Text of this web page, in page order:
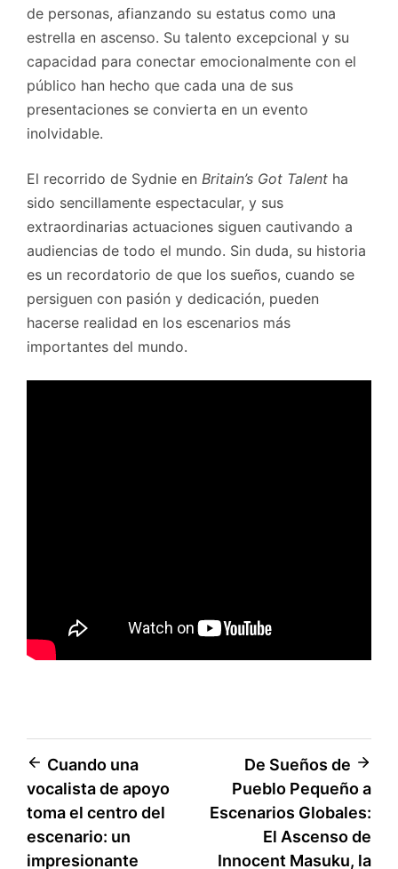
de personas, afianzando su estatus como una
estrella en ascenso. Su talento excepcional y su
capacidad para conectar emocionalmente con el
público han hecho que cada una de sus
presentaciones se convierta en un evento
inolvidable.
El recorrido de Sydnie en Britain’s Got Talent ha
sido sencillamente espectacular, y sus
extraordinarias actuaciones siguen cautivando a
audiencias de todo el mundo. Sin duda, su historia
es un recordatorio de que los sueños, cuando se
persiguen con pasión y dedicación, pueden
hacerse realidad en los escenarios más
importantes del mundo.
Post
navigation
Cuando una
vocalista de apoyo
toma el centro del
escenario: un
impresionante
De Sueños de
Pueblo Pequeño a
Escenarios Globales:
El Ascenso de
Innocent Masuku, la